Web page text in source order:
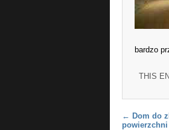
bardzo
THIS
Post
← Dom do
powierzchni